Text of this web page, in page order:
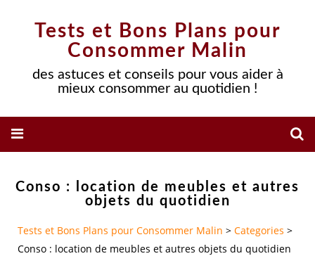
Tests et Bons Plans pour
Consommer Malin
des astuces et conseils pour vous aider à
mieux consommer au quotidien !
Conso : location de meubles et autres
objets du quotidien
Tests et Bons Plans pour Consommer Malin > Categories >
Conso : location de meubles et autres objets du quotidien